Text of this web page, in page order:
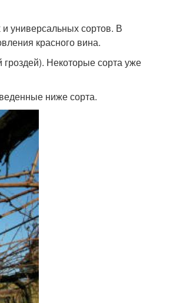
универсальных сортов. В
красного вина.
Некоторые сорта уже
ниже сорта.